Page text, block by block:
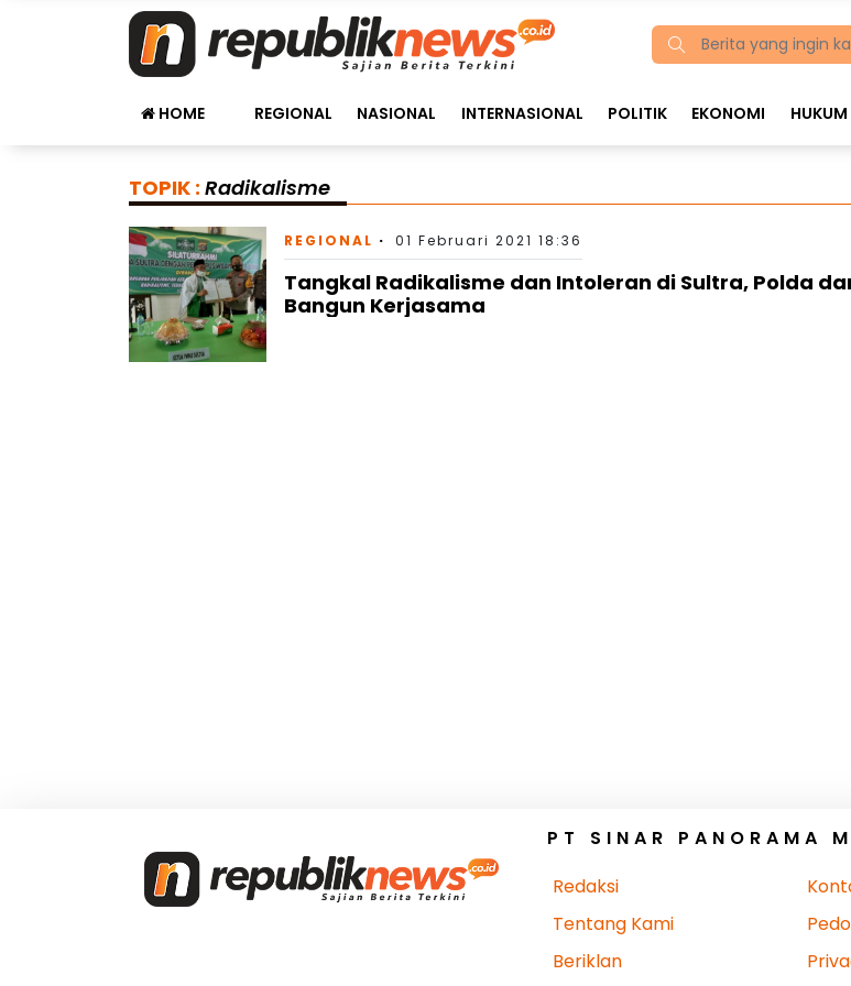
HOME REGIONAL NASIONAL INTERNASIONAL POLITIK EKONOMI
TOPIK : Radikalisme
REGIONAL 01 Februari 2021 18:36
Tangkal Radikalisme dan Intoleran di Sultra, Polda
Bangun Kerjasama
PT SINAR PANORAMA
Redaksi
Tentang Kami
Beriklan